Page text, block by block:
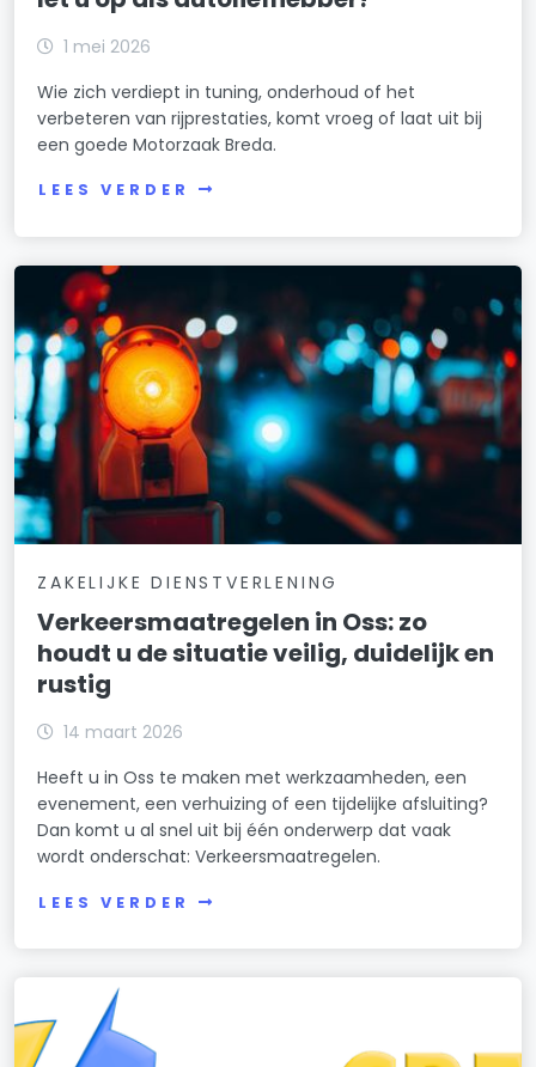
1 mei 2026
Wie zich verdiept in tuning, onderhoud of het
verbeteren van rijprestaties, komt vroeg of laat uit bij
een goede Motorzaak Breda.
LEES VERDER
ZAKELIJKE DIENSTVERLENING
Verkeersmaatregelen in Oss: zo
houdt u de situatie veilig, duidelijk en
rustig
14 maart 2026
Heeft u in Oss te maken met werkzaamheden, een
evenement, een verhuizing of een tijdelijke afsluiting?
Dan komt u al snel uit bij één onderwerp dat vaak
wordt onderschat: Verkeersmaatregelen.
LEES VERDER